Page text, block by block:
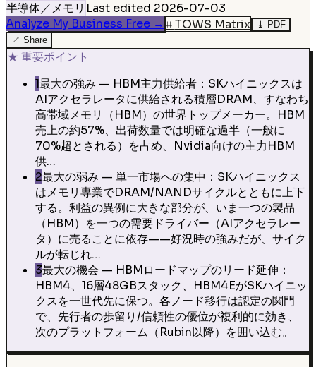
半導体／メモリ Last edited 2026-07-03
Analyze My Business Free → ⌗TOWS Matrix ⤓ PDF
↗ Share
★ 重要ポイント
1最大の強み — HBM主力供給者：SKハイニックスは
AIアクセラレータに供給される積層DRAM、すなわち
高帯域メモリ（HBM）の世界トップメーカー。HBM
売上の約57%、出荷数量では明確な過半（一般に
70%超とされる）を占め、Nvidia向けの主力HBM
供…
2最大の弱み — 単一市場への集中：SKハイニックス
はメモリ専業でDRAM/NANDサイクルとともに上下
する。利益の異例に大きな部分が、いま一つの製品
（HBM）を一つの需要ドライバー（AIアクセラレー
タ）に売ることに依存——好況時の強みだが、サイク
ルが転じれ…
3最大の機会 — HBMロードマップのリード延伸：
HBM4、16層48GBスタック、HBM4EがSKハイニッ
クスを一世代先に保つ。各ノード移行は認定の関門
で、先行者の歩留り/信頼性の優位が複利的に効き、
次のプラットフォーム（Rubin以降）を囲い込む。